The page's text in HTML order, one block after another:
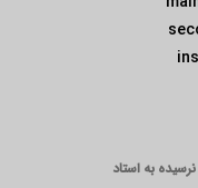
به استاد